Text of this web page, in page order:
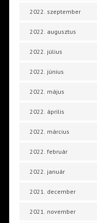
2022. szeptember
2022. augusztus
2022. július
2022. június
2022. május
2022. április
2022. március
2022. február
2022. január
2021. december
2021. november